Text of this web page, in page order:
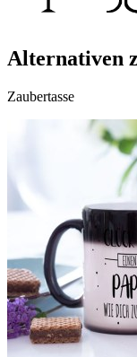
Alternativen
Zaubertasse